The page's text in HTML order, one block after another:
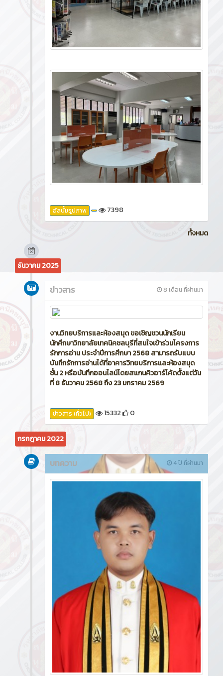
อัลบั้มรูปภาพ 7398
ทั้งหมด
ธันวาคม 2025
8 เดือน ที่ผ่านมา
ข่าวสาร
งานวิทยบริการและห้องสมุด ขอเชิญชวนนักเรียน
นักศึกษาวิทยาลัยเทคนิคชลบุรีที่สนใจเข้าร่วมโครงการ
รักการอ่าน ประจำปีการศึกษา 2568 สามารถรับแบบ
บันทึกรักการอ่านได้ที่อาคารวิทยบริการและห้องสมุด
ชั้น 2 หรือบันทึกออนไลน์โดยสแกนคิวอาร์โค้ดตั้งแต่วัน
ที่ 8 ธันวาคม 2568 ถึง 23 มกราคม 2569
ข่าวสาร (ทั่วไป) 15332 0
กรกฎาคม 2022
4 ปี ที่ผ่านมา
บทความ